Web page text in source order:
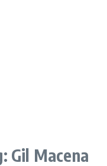
Gil Macena